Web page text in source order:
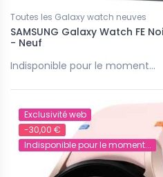
Toutes les Galaxy watch neuves
SAMSUNG Galaxy Watch FE
- Neuf
Indisponible pour le moment...
Exclusivité web
-30,00 €
Indisponible pour le moment...